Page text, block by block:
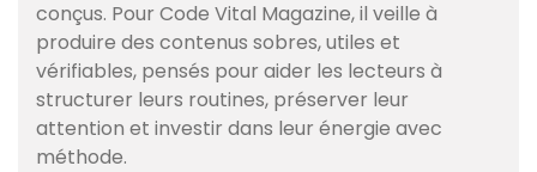
conçus. Pour Code Vital Magazine, il veille à
produire des contenus sobres, utiles et
vérifiables, pensés pour aider les lecteurs à
structurer leurs routines, préserver leur
attention et investir dans leur énergie avec
méthode.